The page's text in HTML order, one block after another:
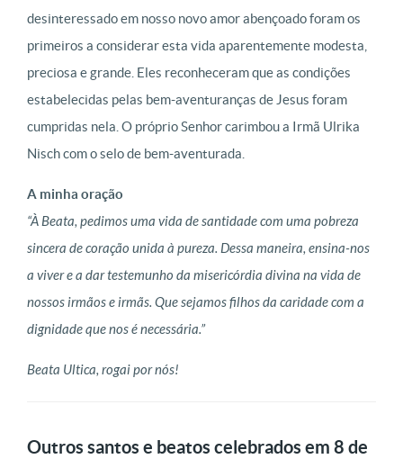
desinteressado em nosso novo amor abençoado foram os
primeiros a considerar esta vida aparentemente modesta,
preciosa e grande. Eles reconheceram que as condições
estabelecidas pelas bem-aventuranças de Jesus foram
cumpridas nela. O próprio Senhor carimbou a Irmã Ulrika
Nisch com o selo de bem-aventurada.
A minha oração
“À Beata, pedimos uma vida de santidade com uma pobreza
sincera de coração unida à pureza. Dessa maneira, ensina-nos
a viver e a dar testemunho da misericórdia divina na vida de
nossos irmãos e irmãs. Que sejamos filhos da caridade com a
dignidade que nos é necessária.”
Beata Ultica, rogai por nós!
Outros santos e beatos celebrados em 8 de